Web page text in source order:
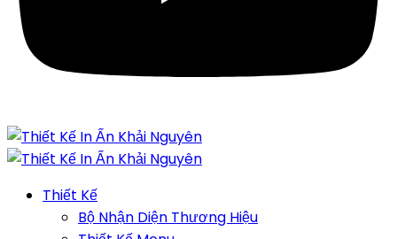
Thiết Kế
Bộ Nhận Diện Thương Hiệu